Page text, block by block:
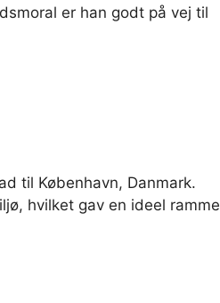
er han godt på vej til
til København, Danmark.
hvilket gav en ideel ramme